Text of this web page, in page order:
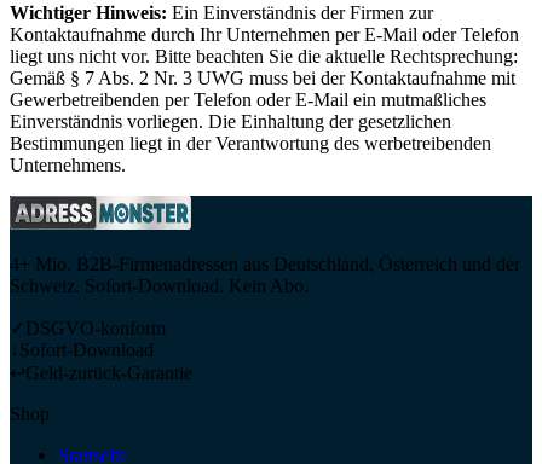
Wichtiger Hinweis: Ein Einverständnis der Firmen zur
Kontaktaufnahme durch Ihr Unternehmen per E-Mail oder Telefon
liegt uns nicht vor. Bitte beachten Sie die aktuelle Rechtsprechung:
Gemäß § 7 Abs. 2 Nr. 3 UWG muss bei der Kontaktaufnahme mit
Gewerbetreibenden per Telefon oder E-Mail ein mutmaßliches
Einverständnis vorliegen. Die Einhaltung der gesetzlichen
Bestimmungen liegt in der Verantwortung des werbetreibenden
Unternehmens.
4+ Mio. B2B-Firmenadressen aus Deutschland, Österreich und der
Schweiz. Sofort-Download. Kein Abo.
✓ DSGVO-konform
↓Sofort-Download
↩Geld-zurück-Garantie
Shop
Startseite